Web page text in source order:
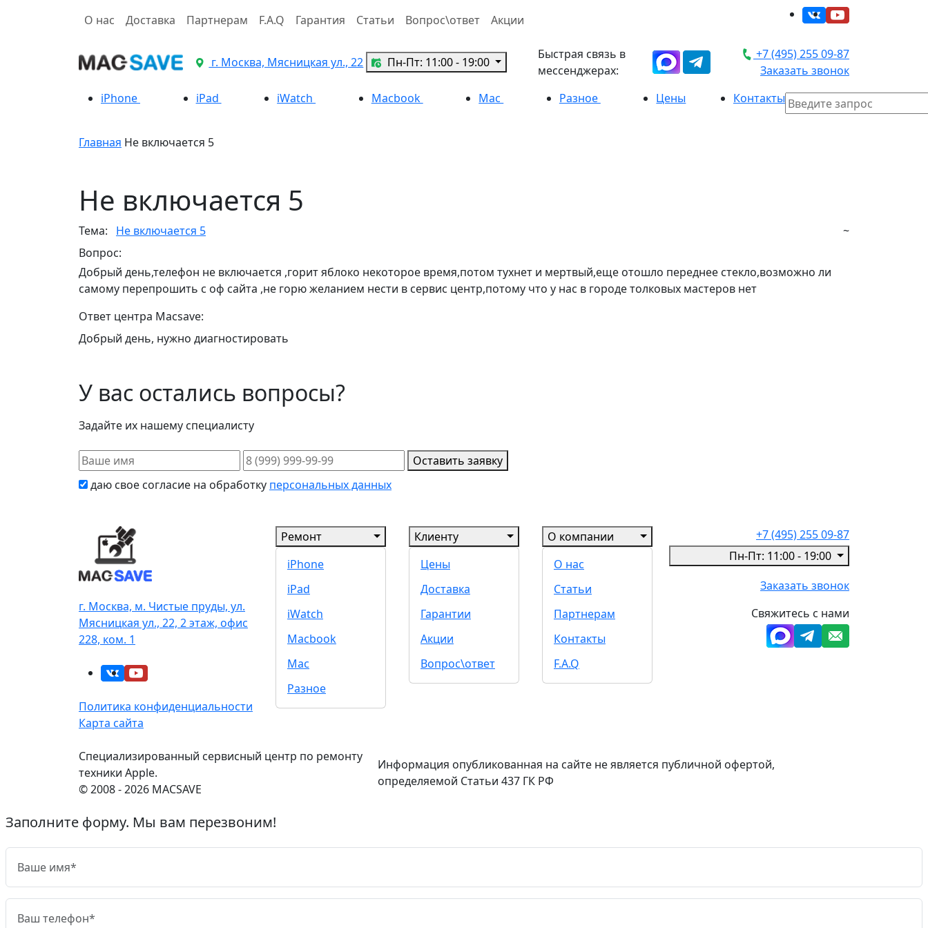
О нас Доставка Партнерам F.A.Q Гарантия Статьи Вопрос\ответ Акции
г. Москва, Мясницкая ул., 22 Пн-Пт: 11:00 - 19:00
Быстрая связь в
мессенджерах:
+7 (495) 255 09-87
Заказать звонок
iPhone
iPad iWatch Macbook Mac Разное Цены Контакты
Главная Не включается 5
Не включается 5
Тема: Не включается 5
~
Вопрос:
Добрый день,телефон не включается ,горит яблоко некоторое время,потом тухнет и мертвый,еще отошло переднее стекло,возможно ли
самому перепрошить с оф сайта ,не горю желанием нести в сервис центр,потому что у нас в городе толковых мастеров нет
Ответ центра Macsave:
Добрый день, нужно диагностировать
У вас остались вопросы?
Задайте их нашему специалисту
Оставить заявку
даю свое согласие на обработку персональных данных
г. Москва, м. Чистые пруды, ул.
Мясницкая ул., 22, 2 этаж, офис
228, ком. 1
Политика конфиденциальности
Карта сайта
Ремонт
iPhone
iPad
iWatch
Macbook
Mac
Разное
Клиенту
Цены
Доставка
Гарантии
Акции
Вопрос\ответ
О компании
О нас
Статьи
Партнерам
Контакты
F.A.Q
+7 (495) 255 09-87
Пн-Пт: 11:00 - 19:00
Заказать звонок
Свяжитесь с нами
Специализированный сервисный центр по ремонту
техники Apple.
© 2008 - 2026 MACSAVE
Информация опубликованная на сайте не является публичной офертой,
определяемой Статьи 437 ГК РФ
Заполните форму. Мы вам перезвоним!